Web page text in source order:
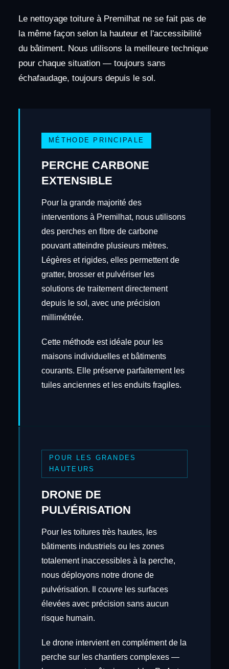
Le nettoyage toiture à Premilhat ne se fait pas de
la même façon selon la hauteur et l'accessibilité
du bâtiment. Nous utilisons la meilleure technique
pour chaque situation — toujours sans
échafaudage, toujours depuis le sol.
MÉTHODE PRINCIPALE
PERCHE CARBONE
EXTENSIBLE
Pour la grande majorité des
interventions à Premilhat, nous utilisons
des perches en fibre de carbone
pouvant atteindre plusieurs mètres.
Légères et rigides, elles permettent de
gratter, brosser et pulvériser les
solutions de traitement directement
depuis le sol, avec une précision
millimétrée.
Cette méthode est idéale pour les
maisons individuelles et bâtiments
courants. Elle préserve parfaitement les
tuiles anciennes et les enduits fragiles.
POUR LES GRANDES
HAUTEURS
DRONE DE
PULVÉRISATION
Pour les toitures très hautes, les
bâtiments industriels ou les zones
totalement inaccessibles à la perche,
nous déployons notre drone de
pulvérisation. Il couvre les surfaces
élevées avec précision sans aucun
risque humain.
Le drone intervient en complément de la
perche sur les chantiers complexes —